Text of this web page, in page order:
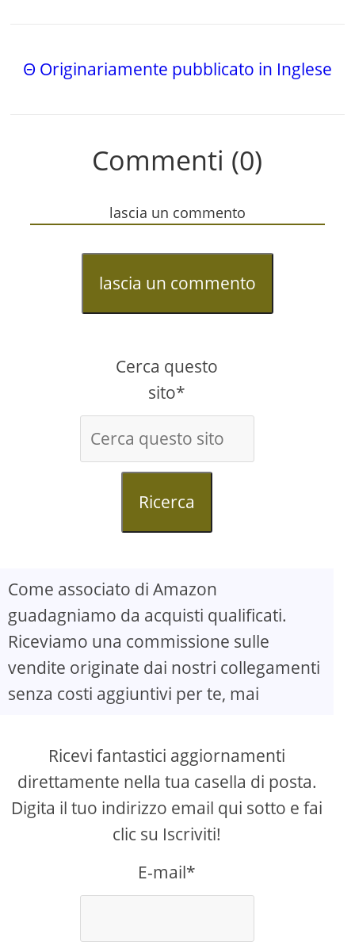
Θ Originariamente pubblicato in Inglese
Commenti (0)
lascia un commento
lascia un commento
Cerca questo
sito*
Ricerca
Come associato di Amazon
guadagniamo da acquisti qualificati.
Riceviamo una commissione sulle
vendite originate dai nostri collegamenti
senza costi aggiuntivi per te, mai
Ricevi fantastici aggiornamenti
direttamente nella tua casella di posta.
Digita il tuo indirizzo email qui sotto e fai
clic su Iscriviti!
E-mail*